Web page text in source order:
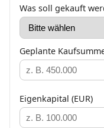
Was soll gekauft
Geplante
Eigenkapital (EUR)